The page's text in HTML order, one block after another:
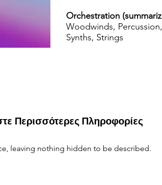
Orchestration
Woodwinds,
Synths, Strings
Περισσότερες Πληροφορίες
leaving nothing hidden to be described.